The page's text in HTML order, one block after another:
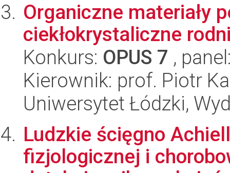
Organiczne materiały
ciekłokrystaliczne
Konkurs: OPUS 7 ,
Kierownik: prof. Piotr
Uniwersytet Łódzki,
Ludzkie ścięgno
fizjologicznej i